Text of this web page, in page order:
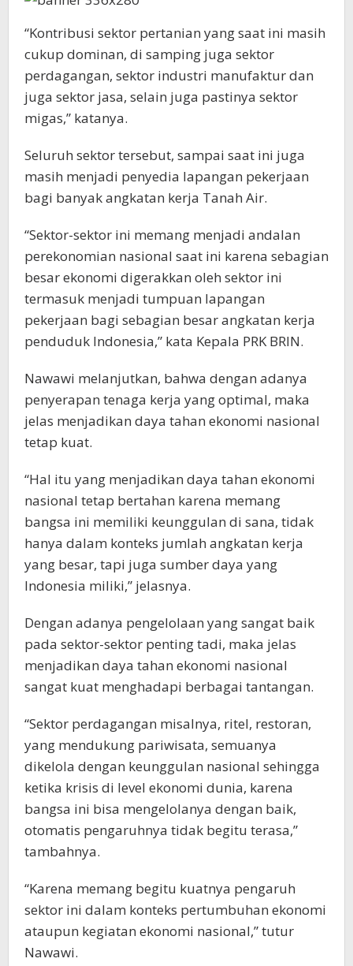
“Kontribusi sektor pertanian yang saat ini masih
cukup dominan, di samping juga sektor
perdagangan, sektor industri manufaktur dan
juga sektor jasa, selain juga pastinya sektor
migas,” katanya.
Seluruh sektor tersebut, sampai saat ini juga
masih menjadi penyedia lapangan pekerjaan
bagi banyak angkatan kerja Tanah Air.
“Sektor-sektor ini memang menjadi andalan
perekonomian nasional saat ini karena sebagian
besar ekonomi digerakkan oleh sektor ini
termasuk menjadi tumpuan lapangan
pekerjaan bagi sebagian besar angkatan kerja
penduduk Indonesia,” kata Kepala PRK BRIN.
Nawawi melanjutkan, bahwa dengan adanya
penyerapan tenaga kerja yang optimal, maka
jelas menjadikan daya tahan ekonomi nasional
tetap kuat.
“Hal itu yang menjadikan daya tahan ekonomi
nasional tetap bertahan karena memang
bangsa ini memiliki keunggulan di sana, tidak
hanya dalam konteks jumlah angkatan kerja
yang besar, tapi juga sumber daya yang
Indonesia miliki,” jelasnya.
Dengan adanya pengelolaan yang sangat baik
pada sektor-sektor penting tadi, maka jelas
menjadikan daya tahan ekonomi nasional
sangat kuat menghadapi berbagai tantangan.
“Sektor perdagangan misalnya, ritel, restoran,
yang mendukung pariwisata, semuanya
dikelola dengan keunggulan nasional sehingga
ketika krisis di level ekonomi dunia, karena
bangsa ini bisa mengelolanya dengan baik,
otomatis pengaruhnya tidak begitu terasa,”
tambahnya.
“Karena memang begitu kuatnya pengaruh
sektor ini dalam konteks pertumbuhan ekonomi
ataupun kegiatan ekonomi nasional,” tutur
Nawawi.